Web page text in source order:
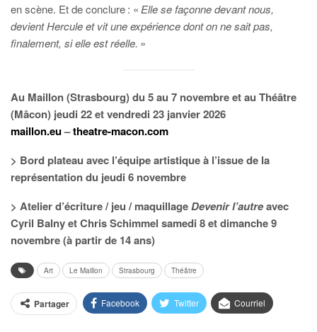
en scène. Et de conclure : « Elle se façonne devant nous,
devient Hercule et vit une expérience dont on ne sait pas,
finalement, si elle est réelle. »
Au Maillon (Strasbourg) du 5 au 7 novembre et au Théâtre
(Mâcon) jeudi 22 et vendredi 23 janvier 2026
maillon.eu–theatre-macon.com
> Bord plateau avec l’équipe artistique à l’issue de la
représentation du jeudi 6 novembre
> Atelier d’écriture / jeu / maquillageDevenir l’autreavec
Cyril Balny et Chris Schimmel samedi 8 et dimanche 9
novembre (à partir de 14 ans)
Art Le Maillon Strasbourg Théâtre
Partager Facebook Twitter Courriel